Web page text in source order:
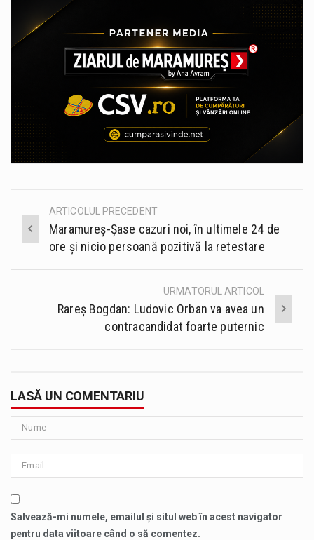
Post
navigation
ARTICOLUL PRECEDENT
Maramureș-Șase cazuri noi, în ultimele 24 de
ore și nicio persoană pozitivă la retestare
URMATORUL ARTICOL
Rareș Bogdan: Ludovic Orban va avea un
contracandidat foarte puternic
LASĂ UN COMENTARIU
Salvează-mi numele, emailul și situl web în acest navigator
pentru data viitoare când o să comentez.